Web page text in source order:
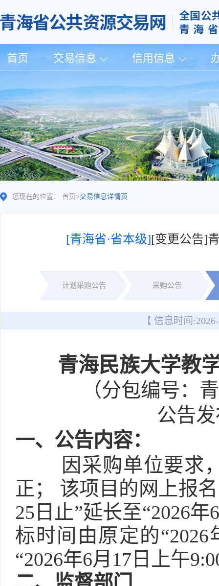
首页 交易信息 信用信息
您现在的位置： 首页 >交易信息详情页
[青海省·省本级][变更公告]
计划采购公告 采购公告
【 信息时间:
青海民族大学教
（分包编号：
公告
一、公告内容：
因采购单位要求
正； 该项目的网上报
25日止”延长至“2026
标时间由原定的
“2026年6月17日上午